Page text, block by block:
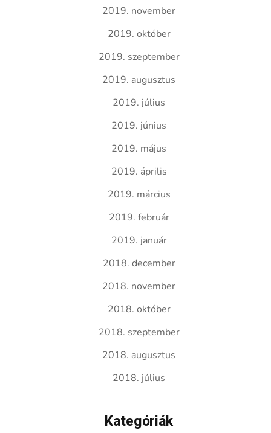
2019. november
2019. október
2019. szeptember
2019. augusztus
2019. július
2019. június
2019. május
2019. április
2019. március
2019. február
2019. január
2018. december
2018. november
2018. október
2018. szeptember
2018. augusztus
2018. július
Kategóriák